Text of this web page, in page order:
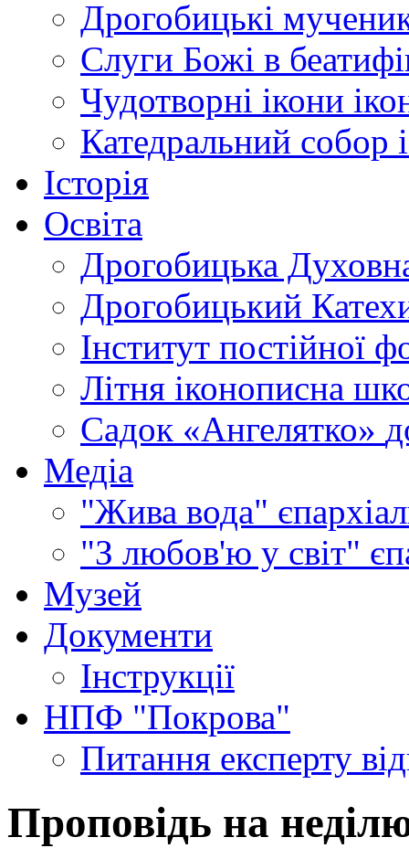
Дрогобицькі
Слуги Божі в
Чудотворні ікони
Катедральний собор
Історія
Освіта
Дрогобицька
Дрогобицький
Інститут постійної
Літня іконописна
Садок «Ангелятко»
Медіа
"Жива вода"
"З любов'ю у світ"
Музей
Документи
Інструкції
НПФ "Покрова"
Питання експерту
Проповідь на